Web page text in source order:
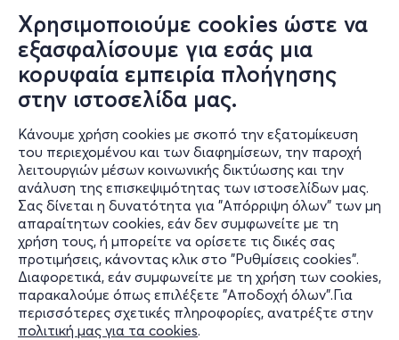
Χρησιμοποιούμε cookies ώστε να
εξασφαλίσουμε για εσάς μια
κορυφαία εμπειρία πλοήγησης
στην ιστοσελίδα μας.
Κάνουμε χρήση cookies με σκοπό την εξατομίκευση
του περιεχομένου και των διαφημίσεων, την παροχή
λειτουργιών μέσων κοινωνικής δικτύωσης και την
ανάλυση της επισκεψιμότητας των ιστοσελίδων μας.
Σας δίνεται η δυνατότητα για "Απόρριψη όλων" των μη
απαραίτητων cookies, εάν δεν συμφωνείτε με τη
χρήση τους, ή μπορείτε να ορίσετε τις δικές σας
προτιμήσεις, κάνοντας κλικ στο "Ρυθμίσεις cookies".
Διαφορετικά, εάν συμφωνείτε με τη χρήση των cookies,
παρακαλούμε όπως επιλέξετε "Αποδοχή όλων".Για
περισσότερες σχετικές πληροφορίες, ανατρέξτε στην
πολιτική μας για τα cookies.